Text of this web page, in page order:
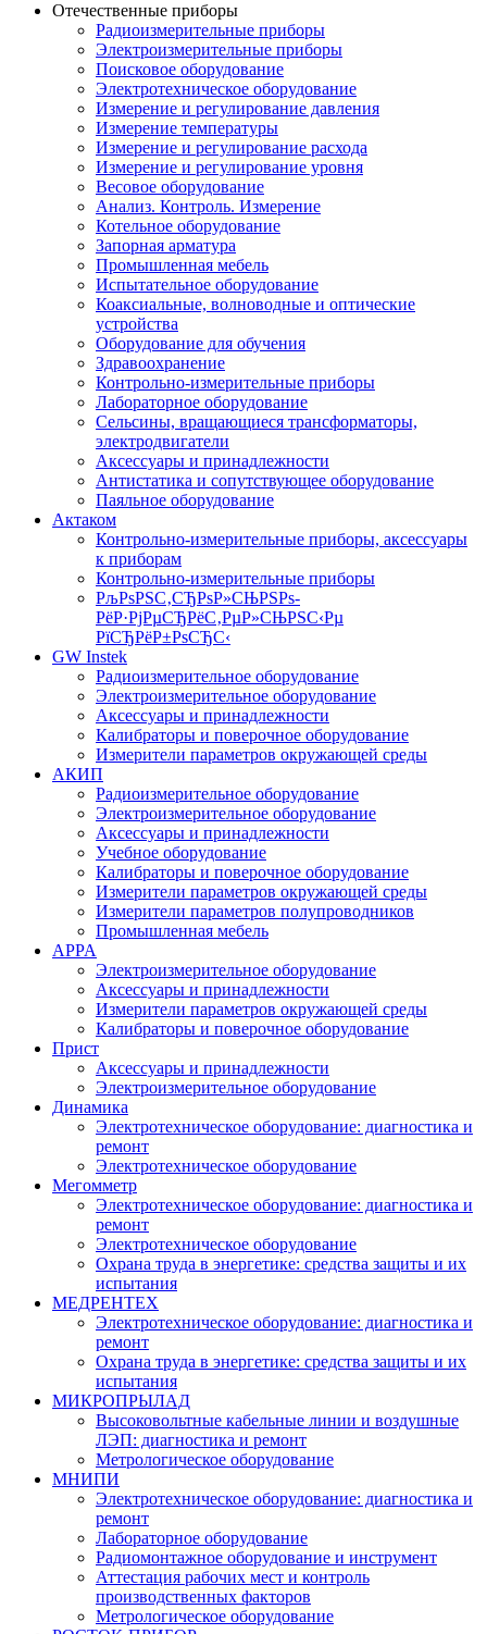
Отечественные приборы
Радиоизмерительные приборы
Электроизмерительные приборы
Поисковое оборудование
Электротехническое оборудование
Измерение и регулирование давления
Измерение температуры
Измерение и регулирование расхода
Измерение и регулирование уровня
Весовое оборудование
Анализ. Контроль. Измерение
Котельное оборудование
Запорная арматура
Промышленная мебель
Испытательное оборудование
Коаксиальные, волноводные и оптические
устройства
Оборудование для обучения
Здравоохранение
Контрольно-измерительные приборы
Лабораторное оборудование
Сельсины, вращающиеся трансформаторы,
электродвигатели
Аксессуары и принадлежности
Антистатика и сопутствующее оборудование
Паяльное оборудование
Актаком
Контрольно-измерительные приборы, аксессуары
к приборам
Контрольно-измерительные приборы
РљРѕРЅС‚СЂРѕР»СЊРЅРѕ-
РёР·РјРµСЂРёС‚РµР»СЊРЅС‹Рµ
РїСЂРёР±РѕСЂС‹
GW Instek
Радиоизмерительное оборудование
Электроизмерительное оборудование
Аксессуары и принадлежности
Калибраторы и поверочное оборудование
Измерители параметров окружающей среды
АКИП
Радиоизмерительное оборудование
Электроизмерительное оборудование
Аксессуары и принадлежности
Учебное оборудование
Калибраторы и поверочное оборудование
Измерители параметров окружающей среды
Измерители параметров полупроводников
Промышленная мебель
APPA
Электроизмерительное оборудование
Аксессуары и принадлежности
Измерители параметров окружающей среды
Калибраторы и поверочное оборудование
Прист
Аксессуары и принадлежности
Электроизмерительное оборудование
Динамика
Электротехническое оборудование: диагностика и
ремонт
Электротехническое оборудование
Мегомметр
Электротехническое оборудование: диагностика и
ремонт
Электротехническое оборудование
Охрана труда в энергетике: средства защиты и их
испытания
МЕДРЕНТЕХ
Электротехническое оборудование: диагностика и
ремонт
Охрана труда в энергетике: средства защиты и их
испытания
МИКРОПРЫЛАД
Высоковольтные кабельные линии и воздушные
ЛЭП: диагностика и ремонт
Метрологическое оборудование
МНИПИ
Электротехническое оборудование: диагностика и
ремонт
Лабораторное оборудование
Радиомонтажное оборудование и инструмент
Аттестация рабочих мест и контроль
производственных факторов
Метрологическое оборудование